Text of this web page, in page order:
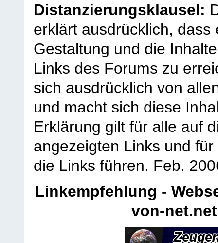
Distanzierungsklausel:
erklärt ausdrücklich,
Gestaltung und die
Links des Forums zu
sich ausdrücklich von
und macht sich diese
Erklärung gilt für alle auf
angezeigten Links und
die Links führen. Feb.
Linkempfehlung -
von-net.net